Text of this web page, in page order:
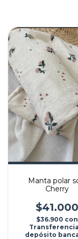
Manta polar
Cherry
$41.000
$36.900 con
depósito